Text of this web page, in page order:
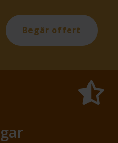
Begär offert